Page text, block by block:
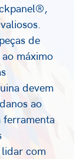
de
máximo
devem
ao
ferramenta
com